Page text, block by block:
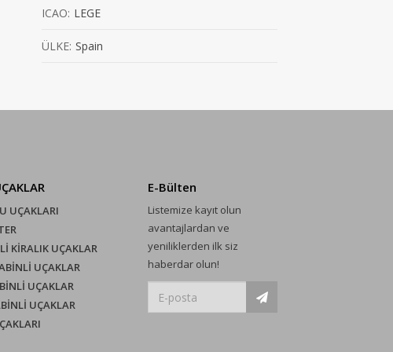
ICAO: LEGE
ÜLKE: Spain
UÇAKLARI
KİRALIK UÇAKLAR
UÇAKLAR
UÇAKLAR
UÇAKLAR
E-Bülten
Listemize kayıt olun
avantajlardan ve
yeniliklerden ilk siz
haberdar olun!